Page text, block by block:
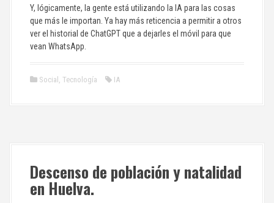
Y, lógicamente, la gente está utilizando la IA para las cosas
que más le importan. Ya hay más reticencia a permitir a otros
ver el historial de ChatGPT que a dejarles el móvil para que
vean WhatsApp.
Social , Tecnología IA
Descenso de población y natalidad
en Huelva.